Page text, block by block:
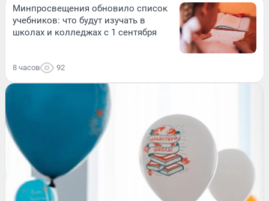
Минпросвещения обновило список
учебников: что будут изучать в
школах и колледжах с 1 сентября
8 часов 92